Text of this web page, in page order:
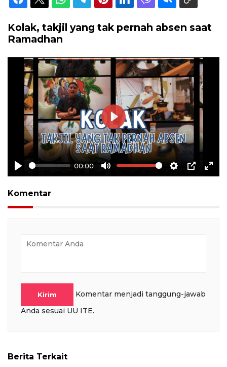
Kolak, takjil yang tak pernah absen saat
Ramadhan
Play
00:00
Mute Settings
PIP
Play
Komentar
Kirim
Komentar menjadi tanggung-jawab
Anda sesuai UU ITE.
Berita Terkait